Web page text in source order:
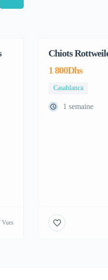
Vues
Chiots
1 800Dhs
Casablanca
1 semaine